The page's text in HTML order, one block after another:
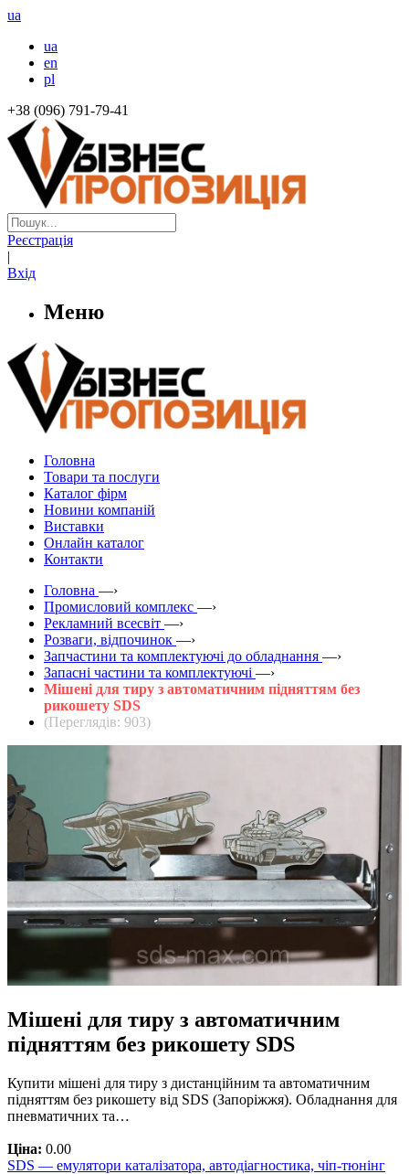
ua
ua
en
pl
+38 (096) 791-79-41
Реєстрація
|
Вхід
Меню
Головна
Товари та послуги
Каталог фірм
Новини компаній
Виставки
Онлайн каталог
Контакти
Головна —›
Промисловий комплекс —›
Рекламний всесвіт —›
Розваги, відпочинок —›
Запчастини та комплектуючі до обладнання —›
Запасні частини та комплектуючі —›
Мішені для тиру з автоматичним підняттям без
рикошету SDS
(Переглядів: 903)
Мішені для тиру з автоматичним
підняттям без рикошету SDS
Купити мішені для тиру з дистанційним та автоматичним
підняттям без рикошету від SDS (Запоріжжя). Обладнання для
пневматичних та…
Ціна: 0.00
SDS — емулятори каталізатора, автодіагностика, чіп-тюнінг